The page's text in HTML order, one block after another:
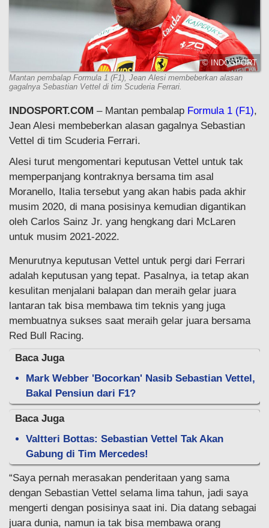
© INDOSPORT
Mantan pembalap Formula 1 (F1), Jean Alesi membeberkan alasan
gagalnya Sebastian Vettel di tim Scuderia Ferrari.
INDOSPORT.COM – Mantan pembalap Formula 1 (F1),
Jean Alesi membeberkan alasan gagalnya Sebastian
Vettel di tim Scuderia Ferrari.
Alesi turut mengomentari keputusan Vettel untuk tak
memperpanjang kontraknya bersama tim asal
Moranello, Italia tersebut yang akan habis pada akhir
musim 2020, di mana posisinya kemudian digantikan
oleh Carlos Sainz Jr. yang hengkang dari McLaren
untuk musim 2021-2022.
Menurutnya keputusan Vettel untuk pergi dari Ferrari
adalah keputusan yang tepat. Pasalnya, ia tetap akan
kesulitan menjalani balapan dan meraih gelar juara
lantaran tak bisa membawa tim teknis yang juga
membuatnya sukses saat meraih gelar juara bersama
Red Bull Racing.
Baca Juga
Mark Webber 'Bocorkan' Nasib Sebastian Vettel,
Bakal Pensiun dari F1?
Baca Juga
Valtteri Bottas: Sebastian Vettel Tak Akan
Gabung di Tim Mercedes!
“Saya pernah merasakan penderitaan yang sama
dengan Sebastian Vettel selama lima tahun, jadi saya
mengerti dengan posisinya saat ini. Dia datang sebagai
juara dunia, namun ia tak bisa membawa orang